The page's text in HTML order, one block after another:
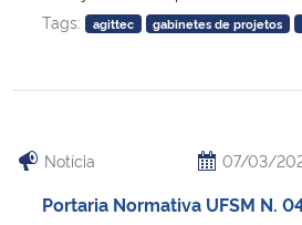
Tags:
agittec gabinetes de projetos
Notícia 07/03/
Portaria Normativa UFSM N.